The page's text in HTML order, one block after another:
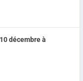
décembre à